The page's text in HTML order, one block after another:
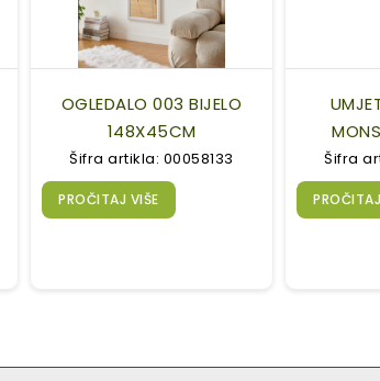
OGLEDALO 003 BIJELO
148X45CM
Šifra artikla: 00058133
PROČITAJ VIŠE
Šifra